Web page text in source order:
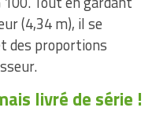
(4,34 m), il se
des proportions
livré de série !